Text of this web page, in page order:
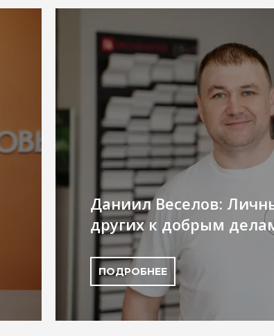
Даниил Веселов:
других к добрым
ПОДРОБНЕЕ